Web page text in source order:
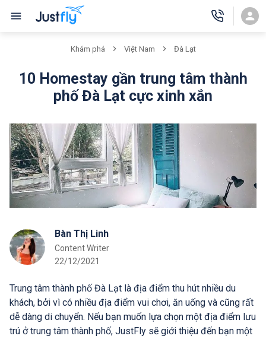
Khám phá Việt Nam Đà Lạt
10 Homestay gần trung tâm thành
phố Đà Lạt cực xinh xắn
Bàn Thị Linh
Content Writer
22/12/2021
Trung tâm thành phố Đà Lạt là địa điểm thu hút nhiều du
khách, bởi vì có nhiều địa điểm vui chơi, ăn uống và cũng rất
dễ dàng di chuyển. Nếu bạn muốn lựa chọn một địa điểm lưu
trú ở trung tâm thành phố, JustFly sẽ giới thiệu đến bạn một